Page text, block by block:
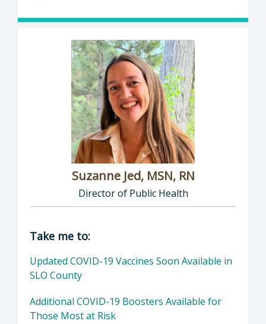
Suzanne Jed, MSN, RN
Director of Public Health
Director of Department of Public Health:
Take me to:
Updated COVID-19 Vaccines Soon Available in
SLO County
Additional COVID-19 Boosters Available for
Those Most at Risk